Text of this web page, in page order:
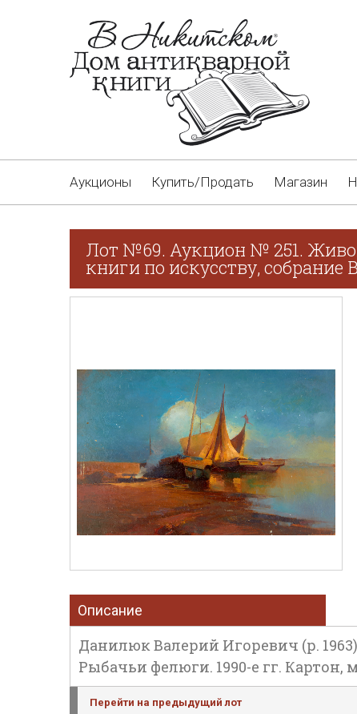
Аукционы Купить/Продать Магазин
Лот №69. Аукцион № 251.
книги по искусству,
Описание
Данилюк Валерий Игоревич (р.
Рыбачьи фелюги. 1990-е гг. Картон,
Перейти на предыдущий лот